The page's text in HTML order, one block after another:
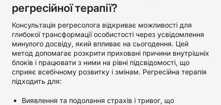
регресійної терапії?
Консультація регресолога відкриває можливості для
глибокої трансформації особистості через усвідомлення
минулого досвіду, який впливає на сьогодення. Цей
метод допомагає розкрити приховані причини внутрішніх
блоків і працювати з ними на рівні підсвідомості, що
сприяє всебічному розвитку і змінам. Регресійна терапія
підходить для:
Виявлення та подолання страхів і тривог, що